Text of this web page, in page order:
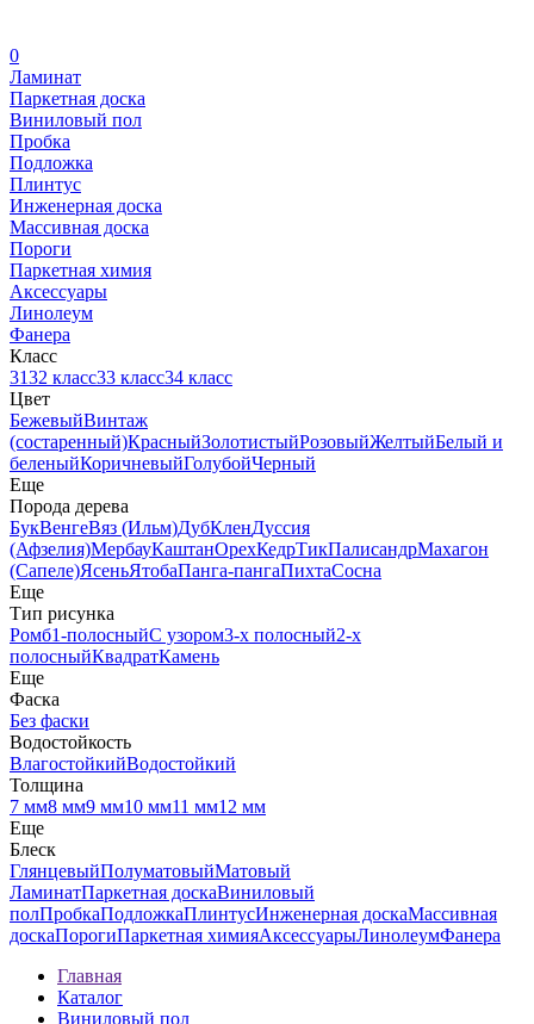
0
Ламинат
Паркетная доска
Виниловый пол
Пробка
Подложка
Плинтус
Инженерная доска
Массивная доска
Пороги
Паркетная химия
Аксессуары
Линолеум
Фанера
Класс
3132 класс33 класс34 класс
Цвет
БежевыйВинтаж
(состаренный)КрасныйЗолотистыйРозовыйЖелтыйБелый и
беленыйКоричневыйГолубойЧерный
Еще
Порода дерева
БукВенгеВяз (Ильм)ДубКленДуссия
(Афзелия)МербауКаштанОрехКедрТикПалисандрМахагон
(Сапеле)ЯсеньЯтобаПанга-пангаПихтаСосна
Еще
Тип рисунка
Ромб1-полосныйС узором3-х полосный2-х
полосныйКвадратКамень
Еще
Фаска
Без фаски
Водостойкость
ВлагостойкийВодостойкий
Толщина
7 мм8 мм9 мм10 мм11 мм12 мм
Еще
Блеск
ГлянцевыйПолуматовыйМатовый
ЛаминатПаркетная доскаВиниловый
полПробкаПодложкаПлинтусИнженерная доскаМассивная
доскаПорогиПаркетная химияАксессуарыЛинолеумФанера
Главная
Каталог
Виниловый пол